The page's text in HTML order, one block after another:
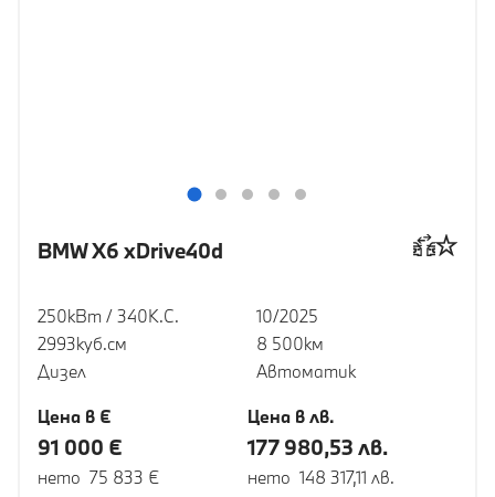
BMW X6 xDrive40d
250кВт / 340К.С.
2993куб.cм
Дизел
10/2025
8 500км
Автоматик
Цена в €
91 000 €
нето 75 833 €
Цена в лв.
177 980,53 лв.
нето 148 317,11 лв.